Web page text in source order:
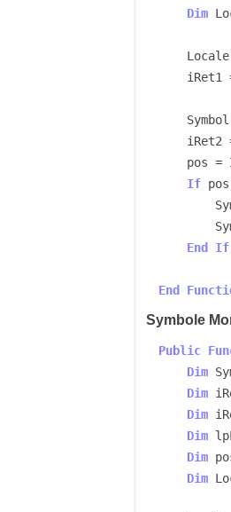
Dim
If pos
End If
End
Symbole
Public
Dim
Dim
Dim
Dim
Dim
Dim